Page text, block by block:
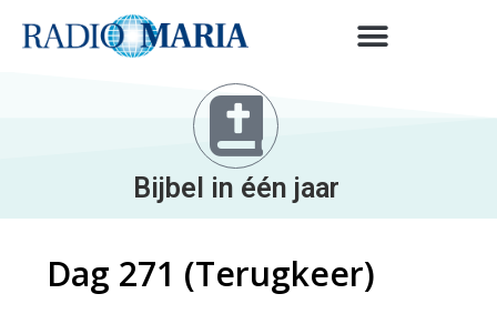
Bijbel in één jaar
Dag 271 (Terugkeer)